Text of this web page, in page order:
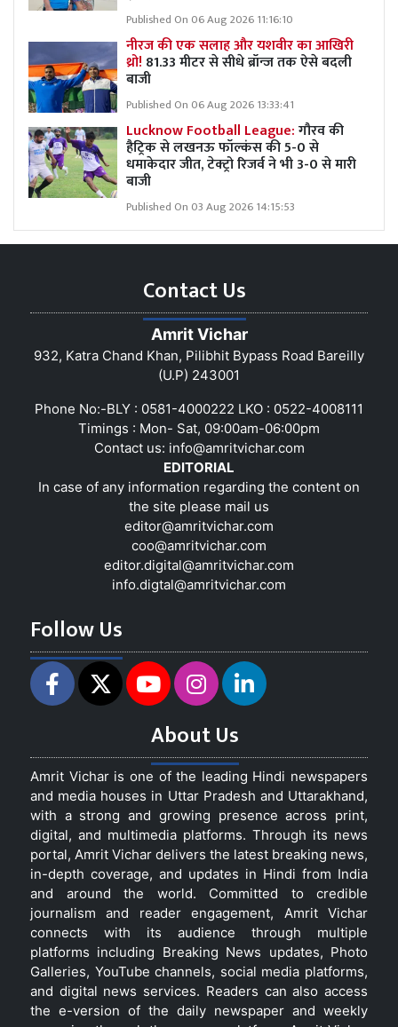
Published On 06 Aug 2026 11:16:10
नीरज की एक सलाह और यशवीर का आखिरी
थ्रो! 81.33 मीटर से सीधे ब्रॉन्ज तक ऐसे बदली
बाजी
Published On 06 Aug 2026 13:33:41
Lucknow Football League:गौरव की
हैट्रिक से लखनऊ फॉल्कंस की 5-0 से
धमाकेदार जीत, टेक्ट्रो रिजर्व ने भी 3-0 से मारी
बाजी
Published On 03 Aug 2026 14:15:53
Contact Us
Amrit Vichar
932, Katra Chand Khan, Pilibhit Bypass Road Bareilly
(U.P) 243001
Phone No:-BLY : 0581-4000222 LKO : 0522-4008111
Timings : Mon- Sat, 09:00am-06:00pm
Contact us: info@amritvichar.com
EDITORIAL
In case of any information regarding the content on
the site please mail us
editor@amritvichar.com
coo@amritvichar.com
editor.digital@amritvichar.com
info.digtal@amritvichar.com
Follow Us
About Us
Amrit Vichar is one of the leading Hindi newspapers
and media houses in Uttar Pradesh and Uttarakhand,
with a strong and growing presence across print,
digital, and multimedia platforms. Through its news
portal, Amrit Vichar delivers the latest breaking news,
in-depth coverage, and updates in Hindi from India
and around the world. Committed to credible
journalism and reader engagement, Amrit Vichar
connects with its audience through multiple
platforms including Breaking News updates, Photo
Galleries, YouTube channels, social media platforms,
and digital news services. Readers can also access
the e-version of the daily newspaper and weekly